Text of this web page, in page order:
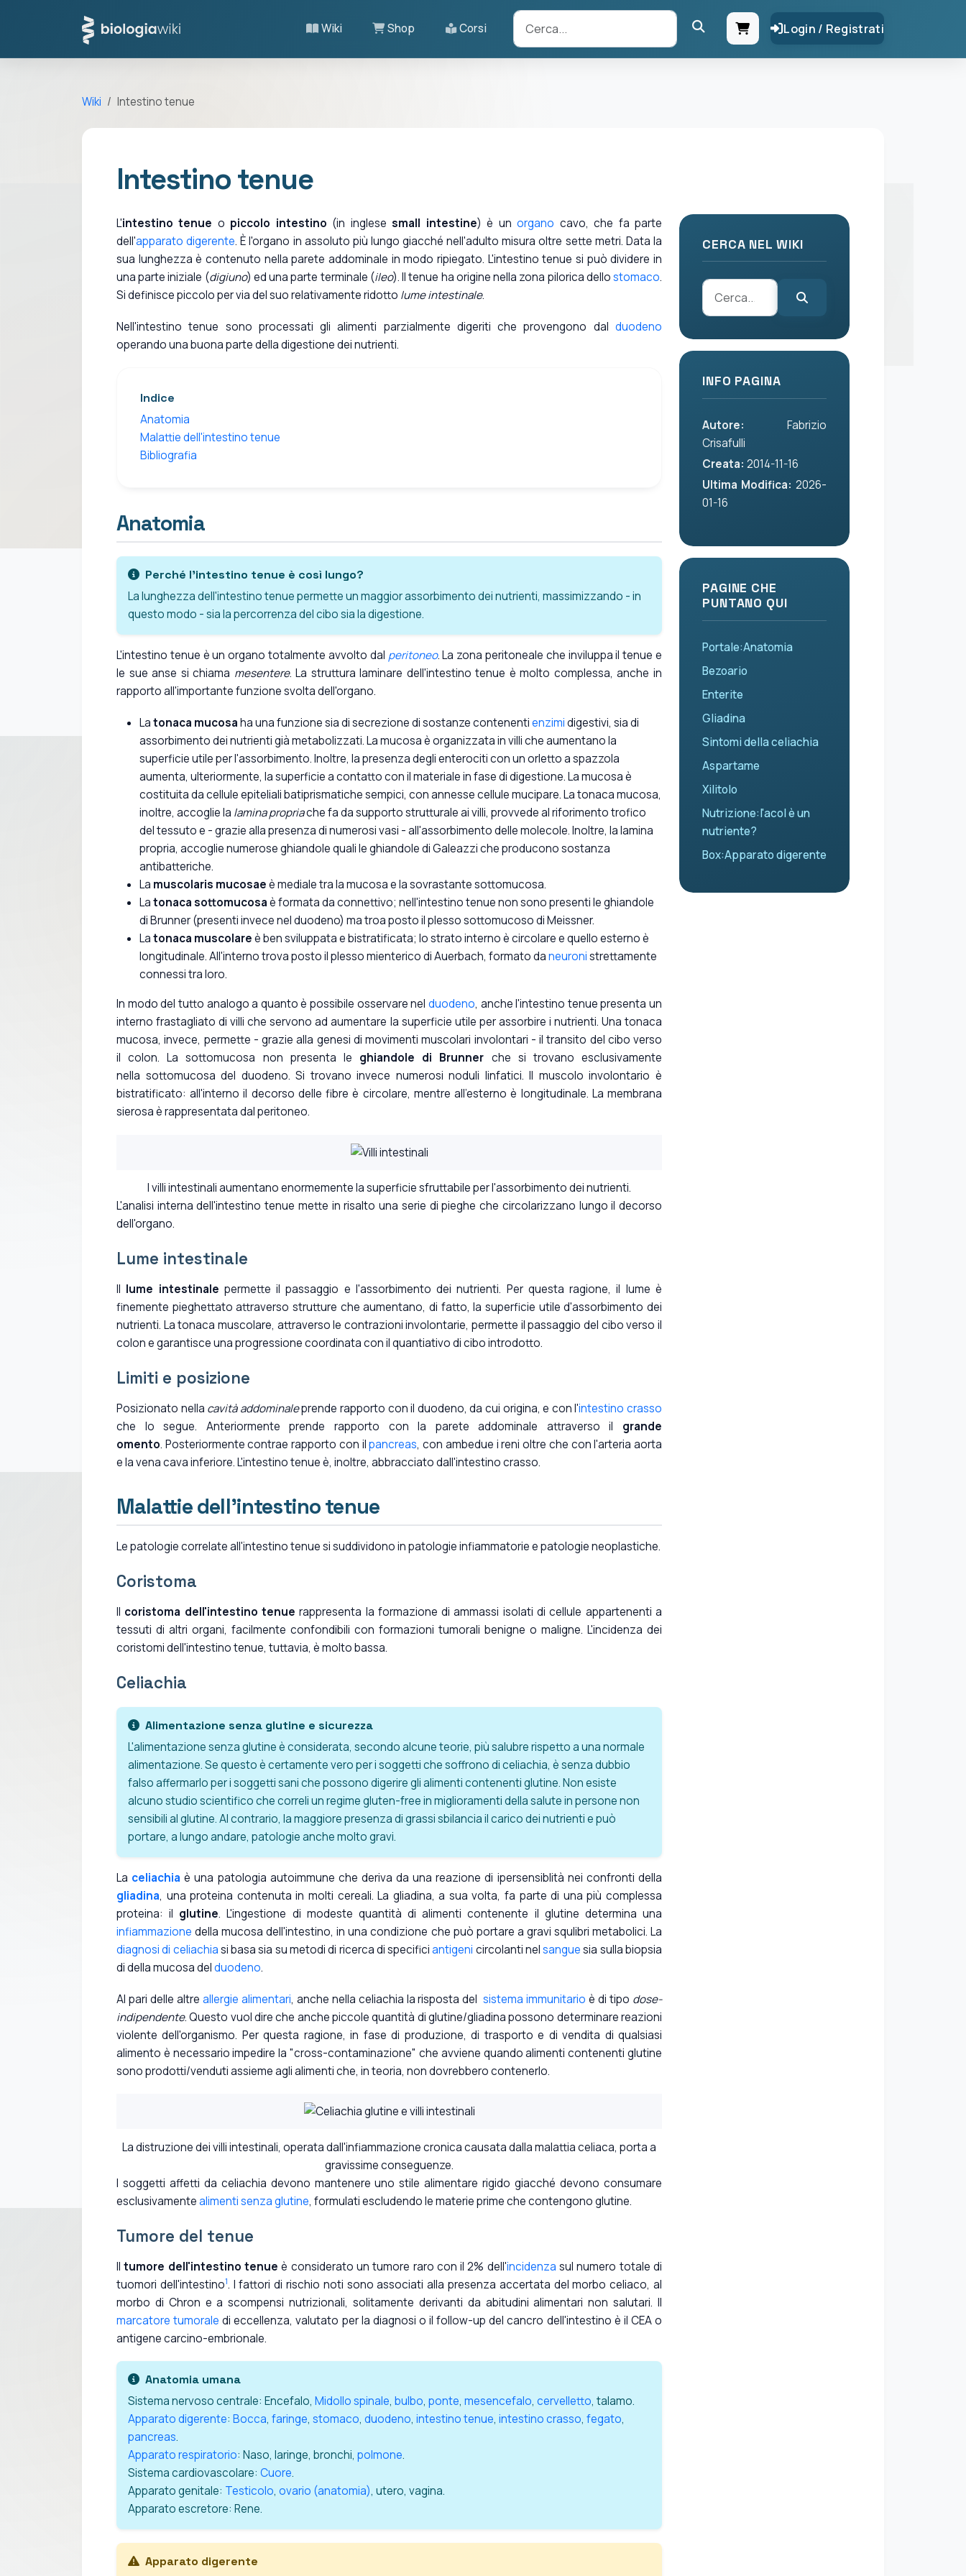
Wiki Shop Corsi Login / Registrati
Wiki Intestino tenue
Intestino tenue
L'intestino tenue o piccolo intestino (in inglesesmall intestine) è unorgano cavo, che fa parte
dell'apparato digerente. È l'organo in assoluto più lungo giacché nell'adulto misura oltre sette metri. Data la
sua lunghezza è contenuto nella parete addominale in modo ripiegato. L'intestino tenue si può dividere in
una parte iniziale (digiuno) ed una parte terminale (ileo). Il tenue ha origine nella zona pilorica dellostomaco.
Si definisce piccolo per via del suo relativamente ridotto lume intestinale.
Nell'intestino tenue sono processati gli alimenti parzialmente digeriti che provengono dal duodeno
operando una buona parte della digestione dei nutrienti.
Indice
Anatomia
Malattie dell'intestino tenue
Bibliografia
Anatomia
Perché l'intestino tenue è così lungo?
La lunghezza dell'intestino tenue permette un maggior assorbimento dei nutrienti, massimizzando - in
questo modo - sia la percorrenza del cibo sia la digestione.
L'intestino tenue è un organo totalmente avvolto dal peritoneo. La zona peritoneale che inviluppa il tenue e
le sue anse si chiama mesentere. La struttura laminare dell'intestino tenue è molto complessa, anche in
rapporto all'importante funzione svolta dell'organo.
Latonaca mucosaha una funzione sia di secrezione di sostanze contenentienzimidigestivi, sia di
assorbimento dei nutrienti già metabolizzati. La mucosa è organizzata in villi che aumentano la
superficie utile per l'assorbimento. Inoltre, la presenza degli enterociti con un orletto a spazzola
aumenta, ulteriormente, la superficie a contatto con il materiale in fase di digestione. La mucosa è
costituita da cellule epiteliali batiprismatiche sempici, con annesse cellule mucipare. La tonaca mucosa,
inoltre, accoglie la lamina propriache fa da supporto strutturale ai villi, provvede al riforimento trofico
del tessuto e - grazie alla presenza di numerosi vasi - all'assorbimento delle molecole. Inoltre, la lamina
propria, accoglie numerose ghiandole quali le ghiandole di Galeazzi che producono sostanza
antibatteriche.
La muscolaris mucosaeè mediale tra la mucosa e la sovrastante sottomucosa.
Latonaca sottomucosaè formata da connettivo; nell'intestino tenue non sono presenti le ghiandole
di Brunner (presenti invece nel duodeno) ma troa posto il plesso sottomucoso di Meissner.
Latonaca muscolareè ben sviluppata e bistratificata; lo strato interno è circolare e quello esterno è
longitudinale. All'interno trova posto il plesso mienterico di Auerbach, formato daneuronistrettamente
connessi tra loro.
In modo del tutto analogo a quanto è possibile osservare nel duodeno, anche l'intestino tenue presenta un
interno frastagliato di villi che servono ad aumentare la superficie utile per assorbire i nutrienti. Una tonaca
mucosa, invece, permette - grazie alla genesi di movimenti muscolari involontari - il transito del cibo verso
il colon. La sottomucosa non presenta le ghiandole di Brunner che si trovano esclusivamente
nella sottomucosa del duodeno. Si trovano invece numerosi noduli linfatici. Il muscolo involontario è
bistratificato: all'interno il decorso delle fibre è circolare, mentre all'esterno è longitudinale. La membrana
sierosa è rappresentata dal peritoneo.
I villi intestinali aumentano enormemente la superficie sfruttabile per l'assorbimento dei nutrienti.
L'analisi interna dell'intestino tenue mette in risalto una serie di pieghe che circolarizzano lungo il decorso
dell'organo.
Lume intestinale
Il lume intestinale permette il passaggio e l'assorbimento dei nutrienti. Per questa ragione, il lume è
finemente pieghettato attraverso strutture che aumentano, di fatto, la superficie utile d'assorbimento dei
nutrienti. La tonaca muscolare, attraverso le contrazioni involontarie, permette il passaggio del cibo verso il
colon e garantisce una progressione coordinata con il quantiativo di cibo introdotto.
Limiti e posizione
Posizionato nella cavità addominaleprende rapporto con il duodeno, da cui origina, e con l'intestino crasso
che lo segue. Anteriormente prende rapporto con la parete addominale attraverso il grande
omento. Posteriormente contrae rapporto con ilpancreas, con ambedue i reni oltre che con l'arteria aorta
e la vena cava inferiore. L'intestino tenue è, inoltre, abbracciato dall'intestino crasso.
Malattie dell'intestino tenue
Le patologie correlate all'intestino tenue si suddividono in patologie infiammatorie e patologie neoplastiche.
Coristoma
Il coristoma dell'intestino tenue rappresenta la formazione di ammassi isolati di cellule appartenenti a
tessuti di altri organi, facilmente confondibili con formazioni tumorali benigne o maligne. L'incidenza dei
coristomi dell'intestino tenue, tuttavia, è molto bassa.
Celiachia
Alimentazione senza glutine e sicurezza
L'alimentazione senza glutine è considerata, secondo alcune teorie, più salubre rispetto a una normale
alimentazione. Se questo è certamente vero per i soggetti che soffrono di celiachia, è senza dubbio
falso affermarlo per i soggetti sani che possono digerire gli alimenti contenenti glutine. Non esiste
alcuno studio scientifico che correli un regime gluten-free in miglioramenti della salute in persone non
sensibili al glutine. Al contrario, la maggiore presenza di grassi sbilancia il carico dei nutrienti e può
portare, a lungo andare, patologie anche molto gravi.
La celiachia è una patologia autoimmune che deriva da una reazione di ipersensiblità nei confronti della
gliadina, una proteina contenuta in molti cereali. La gliadina, a sua volta, fa parte di una più complessa
proteina: il glutine. L'ingestione di modeste quantità di alimenti contenente il glutine determina una
infiammazione della mucosa dell'intestino, in una condizione che può portare a gravi squlibri metabolici. La
diagnosi di celiachiasi basa sia su metodi di ricerca di specificiantigeni circolanti nelsanguesia sulla biopsia
di della mucosa delduodeno.
Al pari delle altre allergie alimentari, anche nella celiachia la risposta delsistema immunitario è di tipo dose-
indipendente. Questo vuol dire che anche piccole quantità di glutine/gliadina possono determinare reazioni
violente dell'organismo. Per questa ragione, in fase di produzione, di trasporto e di vendita di qualsiasi
alimento è necessario impedire la "cross-contaminazione" che avviene quando alimenti contenenti glutine
sono prodotti/venduti assieme agli alimenti che, in teoria, non dovrebbero contenerlo.
La distruzione dei villi intestinali, operata dall'infiammazione cronica causata dalla malattia celiaca, porta a
gravissime conseguenze.
I soggetti affetti da celiachia devono mantenere uno stile alimentare rigido giacché devono consumare
esclusivamentealimenti senza glutine, formulati escludendo le materie prime che contengono glutine.
Tumore del tenue
Iltumore dell'intestino tenue è considerato un tumore raro con il 2% dell'incidenza sul numero totale di
tuomori dell'intestino1. I fattori di rischio noti sono associati alla presenza accertata del morbo celiaco, al
morbo di Chron e a scompensi nutrizionali, solitamente derivanti da abitudini alimentari non salutari. Il
marcatore tumorale di eccellenza, valutato per la diagnosi o il follow-up del cancro dell'intestino è il CEA o
antigene carcino-embrionale.
Anatomia umana
Sistema nervoso centrale: Encefalo, Midollo spinale, bulbo, ponte, mesencefalo, cervelletto, talamo.
Apparato digerente: Bocca, faringe, stomaco, duodeno, intestino tenue, intestino crasso, fegato,
pancreas.
Apparato respiratorio: Naso, laringe, bronchi, polmone.
Sistema cardiovascolare: Cuore.
Apparato genitale: Testicolo, ovario (anatomia), utero, vagina.
Apparato escretore: Rene.
Apparato digerente
CERCA NEL WIKI
INFO PAGINA
Autore: Fabrizio
Crisafulli
Creata: 2014-11-16
Ultima Modifica: 2026-
01-16
PAGINE CHE
PUNTANO QUI
Portale:Anatomia
Bezoario
Enterite
Gliadina
Sintomi della celiachia
Aspartame
Xilitolo
Nutrizione:l'acol è un
nutriente?
Box:Apparato digerente